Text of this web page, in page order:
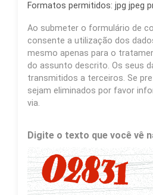
Formatos permitidos: jpg jpeg
Ao submeter o formulário de
consente a utilização dos
mesmo apenas para o
do assunto descrito. Os seus
transmitidos a terceiros. Se
sejam eliminados por favor
via.
Digite o texto que você vê